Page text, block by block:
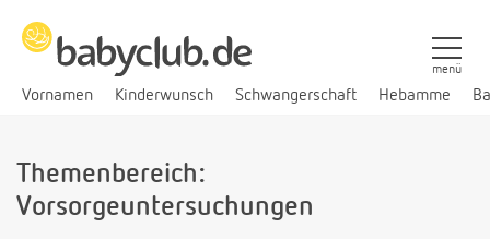
Vornamen Kinderwunsch Schwangerschaft Hebamme
menü
Themenbereich:
Vorsorgeuntersuchungen